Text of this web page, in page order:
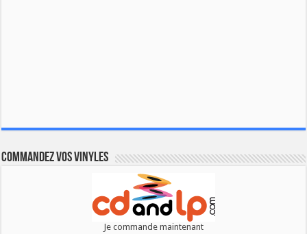
Commandez vos vinyles
Je commande maintenant